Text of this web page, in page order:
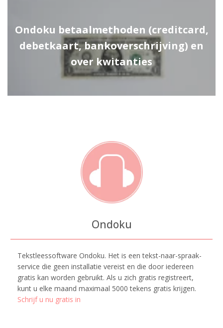
Ondoku betaalmethoden (creditcard,
debetkaart, bankoverschrijving) en
over kwitanties
Ondoku
Tekstleessoftware Ondoku. Het is een tekst-naar-spraak-
service die geen installatie vereist en die door iedereen
gratis kan worden gebruikt. Als u zich gratis registreert,
kunt u elke maand maximaal 5000 tekens gratis krijgen.
Schrijf u nu gratis in